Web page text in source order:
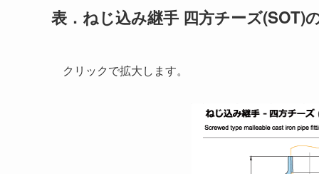
表．ねじ込み継手 四方チーズ(SOT)
クリックで拡大します。